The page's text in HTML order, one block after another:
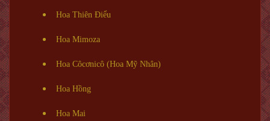
Hoa Thiên Điểu
Hoa Mimoza
Hoa Côcơnicô (Hoa Mỹ Nhân)
Hoa Hồng
Hoa Mai